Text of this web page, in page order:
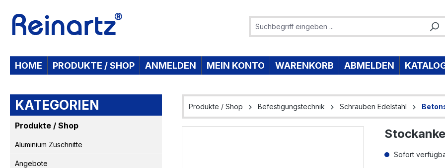
HOME PRODUKTE / SHOP ANMELDEN MEIN KONTO WARENKORB ABMELDEN
KATEGORIEN
Produkte / Shop
Aluminium Zuschnitte
Angebote
Produkte / Shop Befestigungstechnik Schrauben Edelstahl
Sofort